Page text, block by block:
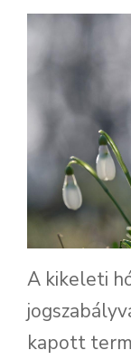
A kikeleti
kapott